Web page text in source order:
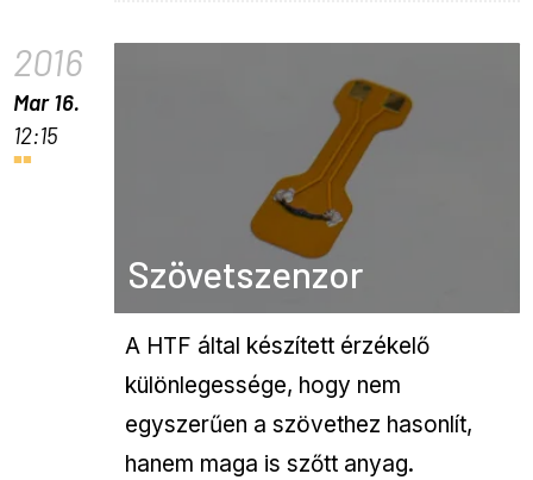
2016
Mar 16.
12:15
Szövetszenzor
A HTF által készített érzékelő
különlegessége, hogy nem
egyszerűen a szövethez hasonlít,
hanem maga is szőtt anyag.